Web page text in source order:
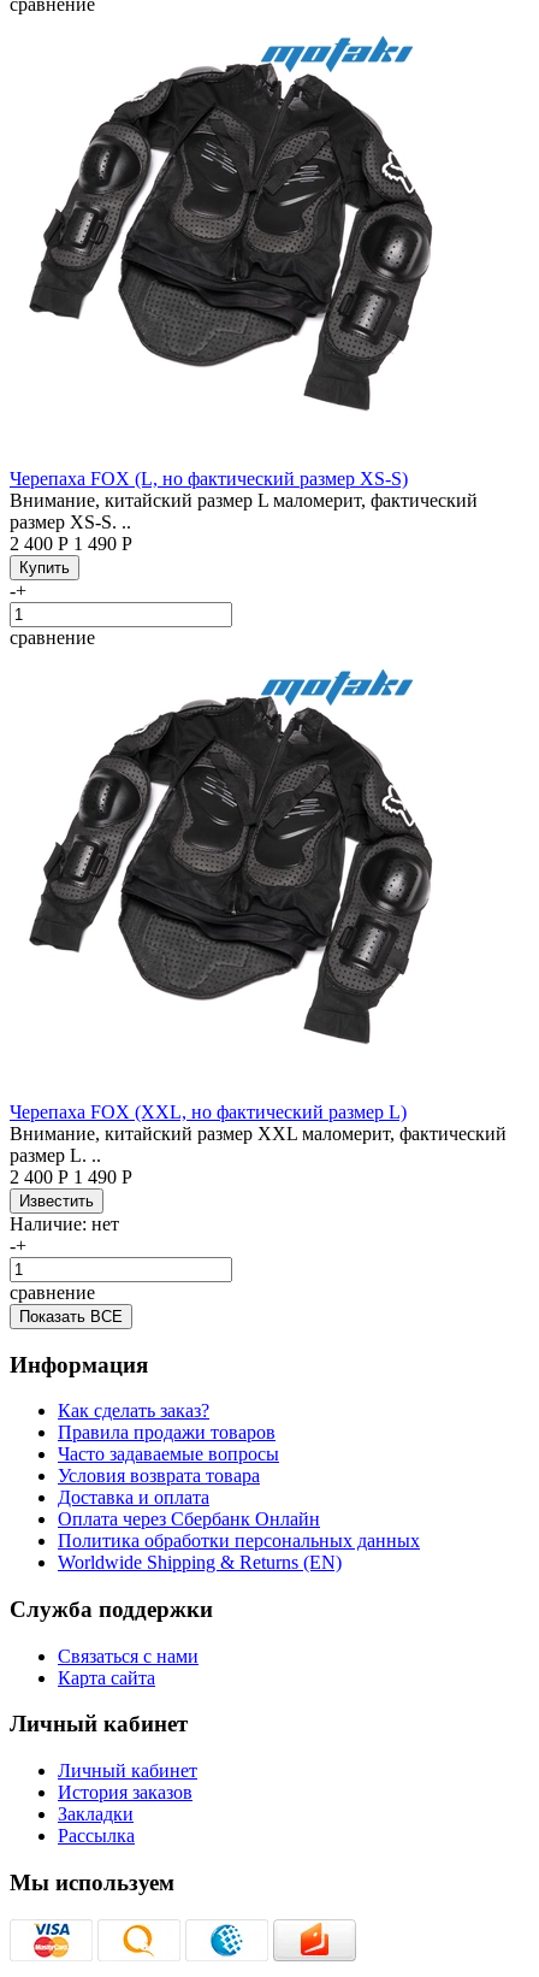
Черепаха FOX (L, но фактический размер XS-S)
Внимание, китайский размер L маломерит, фактический
размер XS-S. ..
2 400 Р 1 490 Р
-+
сравнение
Черепаха FOX (XXL, но фактический размер L)
Внимание, китайский размер XXL маломерит, фактический
размер L. ..
2 400 Р 1 490 Р
Наличие: нет
-+
сравнение
Показать ВСЕ
Информация
Как сделать заказ?
Правила продажи товаров
Часто задаваемые вопросы
Условия возврата товара
Доставка и оплата
Оплата через Сбербанк Онлайн
Политика обработки персональных данных
Worldwide Shipping & Returns (EN)
Служба поддержки
Связаться с нами
Карта сайта
Личный кабинет
Личный кабинет
История заказов
Закладки
Рассылка
Мы используем